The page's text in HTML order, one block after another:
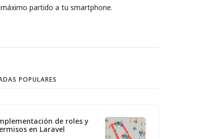
partido a tu smartphone.
POPULARES
de roles y
en Laravel